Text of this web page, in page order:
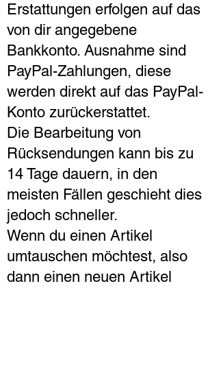
Erstattungen erfolgen auf das
von dir angegebene
Bankkonto. Ausnahme sind
PayPal-Zahlungen, diese
werden direkt auf das PayPal-
Konto zurückerstattet.
Die Bearbeitung von
Rücksendungen kann bis zu
14 Tage dauern, in den
meisten Fällen geschieht dies
jedoch schneller.
Wenn du einen Artikel
umtauschen möchtest, also
dann einen neuen Artikel